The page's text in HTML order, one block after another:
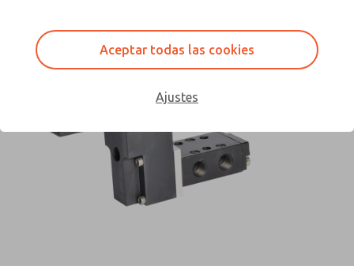
Information
Aceptar todas las cookies
Ajustes